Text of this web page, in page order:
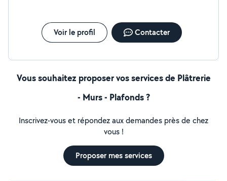
Voir le profil Contacter
Vous souhaitez proposer vos services de Plâtrerie
- Murs - Plafonds ?
Inscrivez-vous et répondez aux demandes près de chez
vous !
Proposer mes services